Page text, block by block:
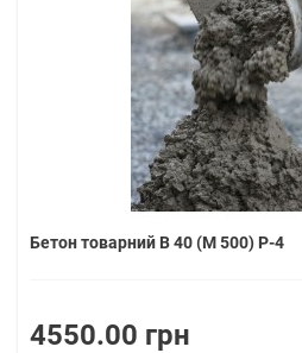
Бетон товарний В 40 (M 500) P-4
4550.00 грн